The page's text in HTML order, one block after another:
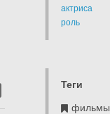
актриса
роль
Теги
фильмы